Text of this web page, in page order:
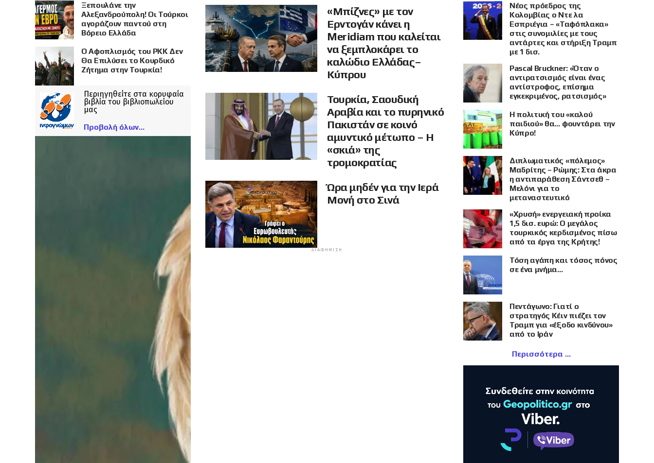
«Μπίζνες» με τον
Ερντογάν κάνει η
Meridiam που καλείται
να ξεμπλοκάρει το
καλώδιο Ελλάδας–
Κύπρου
Τουρκία, Σαουδική
Αραβία και το πυρηνικό
Πακιστάν σε κοινό
αμυντικό μέτωπο – Η
«σκιά» της
τρομοκρατίας
Ώρα μηδέν για την Ιερά
Μονή στο Σινά
ΔΙΑΦΉΜΙΣΗ
Ξεπουλάνε την
Αλεξανδρούπολη! Οι Τούρκοι
αγοράζουν παντού στη
Βόρειο Ελλάδα
Ο Αφοπλισμός του PKK Δεν
Θα Επιλύσει το Κουρδικό
Ζήτημα στην Τουρκία!
Περιηγηθείτε στα κορυφαία
βιβλία του βιβλιοπωλείου
μας
Προβολή όλων
Νέος πρόεδρος της
Κολομβίας ο Ντε λα
Εσπριέγια – «Ταφόπλακα»
στις συνομιλίες με τους
αντάρτες και στήριξη Τραμπ
με 1 δισ.
Pascal Bruckner: «Όταν ο
αντιρατσισμός είναι ένας
αντίστροφος, επίσημα
εγκεκριμένος, ρατσισμός»
Η πολιτική του «καλού
παιδιού» θα… φουντάρει την
Κύπρο!
Διπλωματικός «πόλεμος»
Μαδρίτης – Ρώμης: Στα άκρα
η αντιπαράθεση Σάντσεθ –
Μελόνι για το
μεταναστευτικό
«Χρυσή» ενεργειακή προίκα
1,5 δισ. ευρώ: Ο μεγάλος
τουρκικός κερδισμένος πίσω
από τα έργα της Κρήτης!
Τόση αγάπη και τόσος πόνος
σε ένα μνήμα…
Πεντάγωνο: Γιατί ο
στρατηγός Κέιν πιέζει τον
Τραμπ για «έξοδο κινδύνου»
από το Ιράν
Περισσότερα